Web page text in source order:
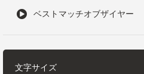
ベストマッチオブザイヤー
文字サイズ